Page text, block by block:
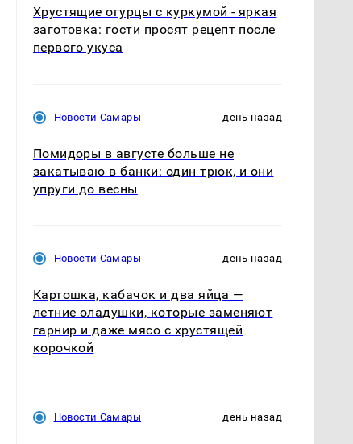
Хрустящие огурцы с куркумой - яркая
заготовка: гости просят рецепт после
первого укуса
Новости Самары день назад
Помидоры в августе больше не
закатываю в банки: один трюк, и они
упруги до весны
Новости Самары день назад
Картошка, кабачок и два яйца —
летние оладушки, которые заменяют
гарнир и даже мясо с хрустящей
корочкой
Новости Самары день назад